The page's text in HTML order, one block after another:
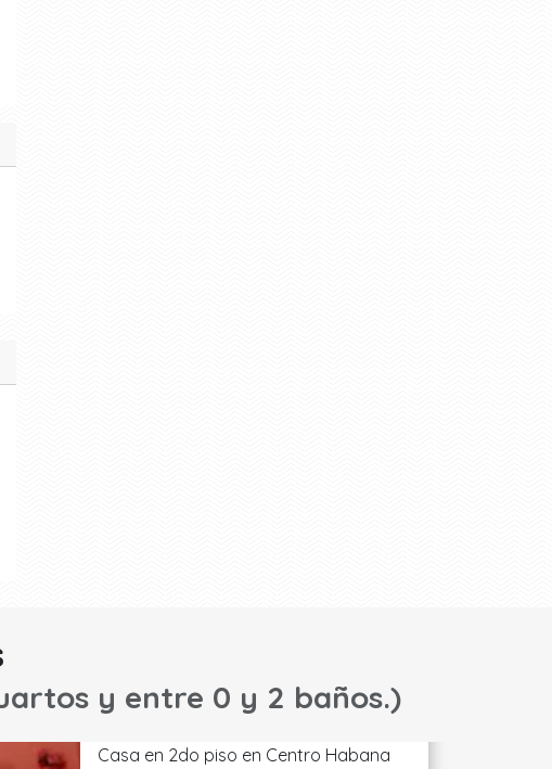
y entre 0 y 2 baños.)
Casa en 2do piso en Centro Habana